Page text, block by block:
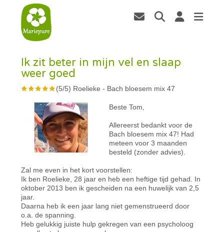
Ik zit beter in mijn vel en slaap
weer goed
(5/5) Roelieke - Bach bloesem mix 47
Beste Tom,
Allereerst bedankt voor de
Bach bloesem mix 47! Had
meteen voor 3 maanden
besteld (zonder advies).
Zal me even in het kort voorstellen:
Ik ben Roelieke, 28 jaar en heb een heftige tijd gehad. In
oktober 2013 ben ik gescheiden na een huwelijk van 2,5
jaar.
Daarna heb ik een jaar lang niet gemenstrueerd door
o.a. de spanning.
Heb gelukkig juiste hulp gekregen van een psycholoog